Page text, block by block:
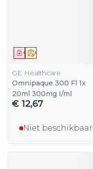
Op voorschrift
Geneesmiddel
GE Healthcare
Omnipaque 300 Fl 1x
20ml 300mg I/ml
€ 12,67
Niet beschikbaar